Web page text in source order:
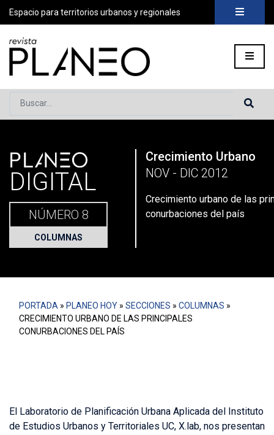
Espacio para territorios urbanos y regionales
Buscar...
Portada» Planeo Hoy Secciones»Columnas»
PLANEO
DIGITAL
NÚMERO 8
COLUMNAS
Crecimiento Urbano
NOV - DIC 2012
Crecimiento urbano de las
conurbaciones del país
PORTADA » PLANEO HOY » SECCIONES » COLUMNAS »
CRECIMIENTO URBANO DE LAS PRINCIPALES
CONURBACIONES DEL PAÍS
El Laboratorio de Planificación Urbana Aplicada del Instituto
de Estudios Urbanos y Territoriales UC, X.lab, nos presentan